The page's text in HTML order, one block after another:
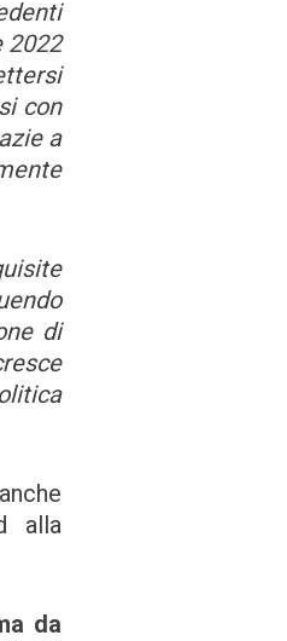
2022
con
a
di
alla
da